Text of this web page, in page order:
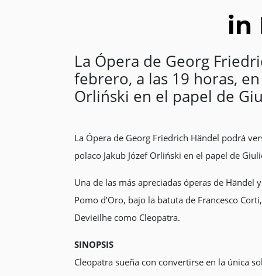
in
La Ópera de Georg
febrero, a las 19 horas,
Orliński en el papel de
La Ópera de Georg Friedrich Händel podrá
polaco Jakub Józef Orliński en el papel de
Una de las más apreciadas óperas de
Pomo d’Oro, bajo la batuta de Francesco
Devieilhe como Cleopatra.
SINOPSIS
Cleopatra sueña con convertirse en la única